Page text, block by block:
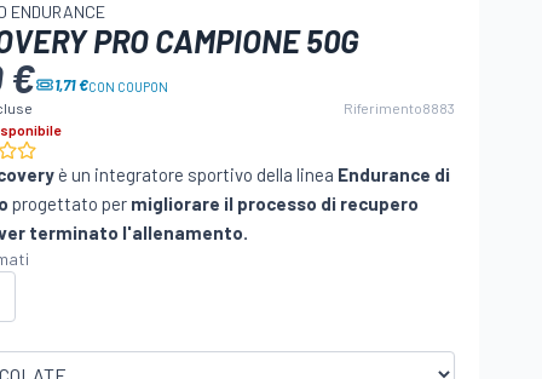
ENDURANCE
PRO CAMPIONE 50G
€ 1,71 €CON COUPON
Riferimento8883
è un integratore sportivo della linea Endurance di
progettato per migliorare il processo di recupero
terminato l'allenamento.